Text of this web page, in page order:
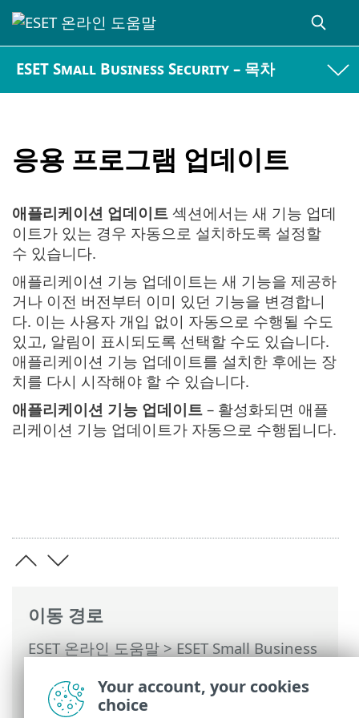
ESET Small Business Security – 목차
응용 프로그램 업데이트
이동 경로
ESET 온라인 도움말>ESET Small Business
운용>고급 설정>업데이트> 응용 프로그
램 업데이트
애플리케이션 업데이트 섹션에서는 새 기능 업데
이트가 있는 경우 자동으로 설치하도록 설정할
수 있습니다.
애플리케이션 기능 업데이트는 새 기능을 제공하
거나 이전 버전부터 이미 있던 기능을 변경합니
다. 이는 사용자 개입 없이 자동으로 수행될 수도
있고, 알림이 표시되도록 선택할 수도 있습니다.
애플리케이션 기능 업데이트를 설치한 후에는 장
치를 다시 시작해야 할 수 있습니다.
애플리케이션 기능 업데이트 – 활성화되면 애플
리케이션 기능 업데이트가 자동으로 수행됩니다.
Your account, your cookies
choice